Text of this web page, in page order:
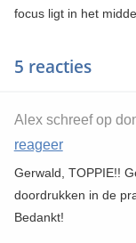
focus ligt in het
5 reacties
Alex schreef op
reageer
Gerwald, TOPPIE!!
doordrukken in de
Bedankt!